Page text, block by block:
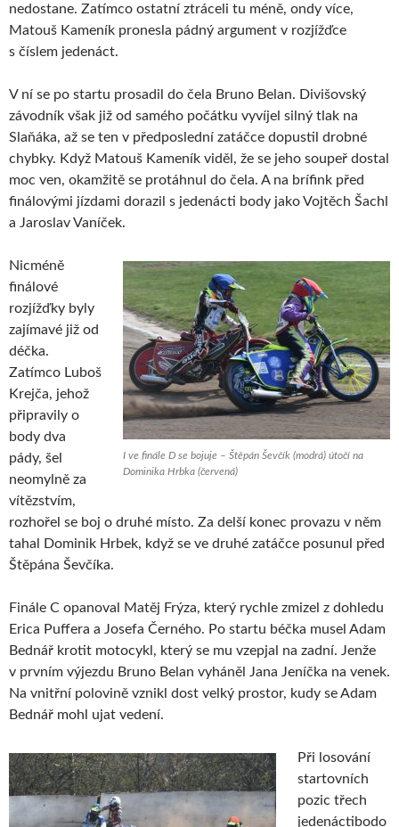
nedostane. Zatímco ostatní ztráceli tu méně, ondy více,
Matouš Kameník pronesla pádný argument v rozjížďce
s číslem jedenáct.
V ní se po startu prosadil do čela Bruno Belan. Divišovský
závodník však již od samého počátku vyvíjel silný tlak na
Slaňáka, až se ten v předposlední zatáčce dopustil drobné
chybky. Když Matouš Kameník viděl, že se jeho soupeř dostal
moc ven, okamžitě se protáhnul do čela. A na brífink před
finálovými jízdami dorazil s jedenácti body jako Vojtěch Šachl
a Jaroslav Vaníček.
I ve finále D se bojuje – Štěpán Ševčík (modrá) útočí na
Dominika Hrbka (červená)
Nicméně
finálové
rozjížďky byly
zajímavé již od
déčka.
Zatímco Luboš
Krejča, jehož
připravily o
body dva
pády, šel
neomylně za
vítězstvím,
rozhořel se boj o druhé místo. Za delší konec provazu v něm
tahal Dominik Hrbek, když se ve druhé zatáčce posunul před
Štěpána Ševčíka.
Finále C opanoval Matěj Frýza, který rychle zmizel z dohledu
Erica Puffera a Josefa Černého. Po startu béčka musel Adam
Bednář krotit motocykl, který se mu vzepjal na zadní. Jenže
v prvním výjezdu Bruno Belan vyháněl Jana Jeníčka na venek.
Na vnitřní polovině vznikl dost velký prostor, kudy se Adam
Bednář mohl ujat vedení.
Při losování
startovních
pozic třech
jedenáctibodo